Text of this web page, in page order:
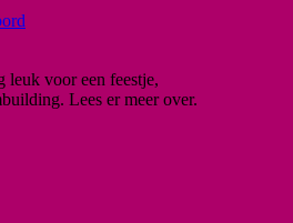
leuk voor een feestje,
Lees er meer over.